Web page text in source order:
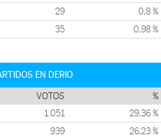
29 0,8 %
35 0,98 %
EN DERIO
VOTOS %
1.051 29,36 %
939 26,23 %